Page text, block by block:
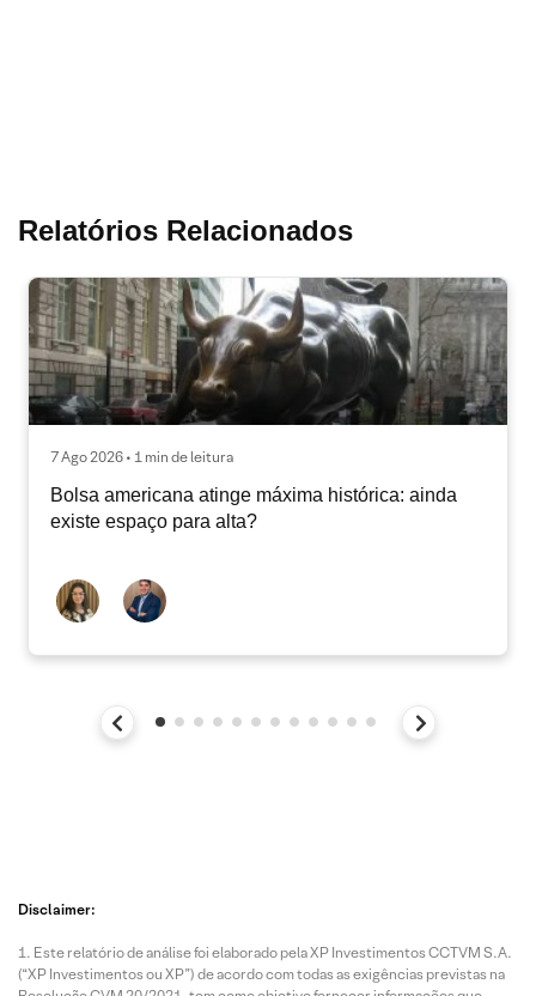
Relatórios Relacionados
7 Ago 2026 • 1 min de leitura
Bolsa americana atinge máxima histórica: ainda
existe espaço para alta?
Disclaimer:
Este relatório de análise foi elaborado pela XP Investimentos CCTVM S.A.
(“XP Investimentos ou XP”) de acordo com todas as exigências previstas na